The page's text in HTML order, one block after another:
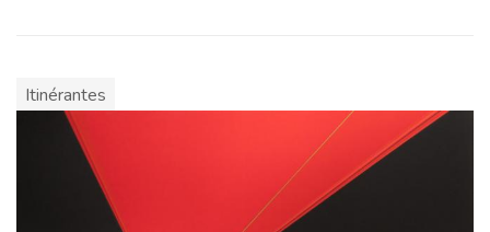
Itinérantes